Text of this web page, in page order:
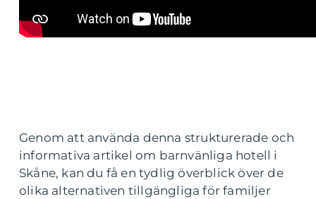
Genom att använda denna strukturerade och
informativa artikel om barnvänliga hotell i
Skåne, kan du få en tydlig överblick över de
olika alternativen tillgängliga för familjer